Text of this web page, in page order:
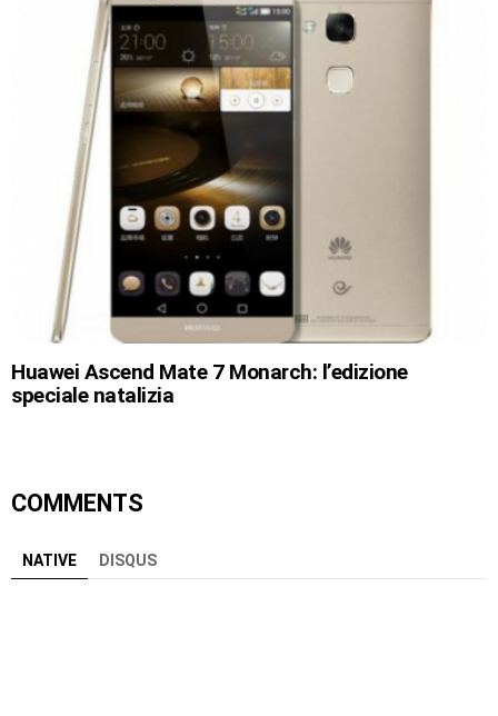
Huawei Ascend Mate 7 Monarch: l’edizione
speciale natalizia
COMMENTS
NATIVE DISQUS